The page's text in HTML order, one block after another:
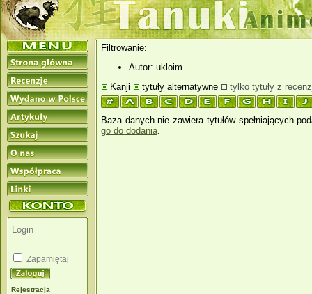
Zapamiętaj
Rejestracja
Filtrowanie:
Autor: ukloim
Kanji
tytuły alternatywne tylko tytuły z
Baza danych nie zawiera tytułów spełniających
go do dodania.